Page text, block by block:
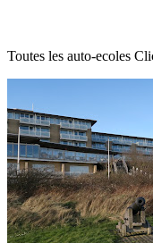
Toutes les auto-ecoles